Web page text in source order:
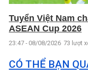
Tuyển Việt Nam
ASEAN Cup 2026
23:47 - 08/08/2026 73 lượt
CÓ THỂ BẠN